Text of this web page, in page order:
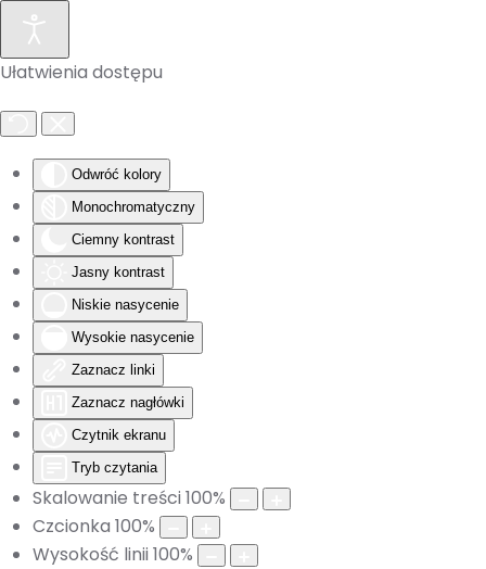
Ułatwienia dostępu
Odwróć kolory
Monochromatyczny
Ciemny kontrast
Jasny kontrast
Niskie nasycenie
Wysokie nasycenie
Zaznacz linki
Zaznacz nagłówki
Czytnik ekranu
Tryb czytania
Skalowanie treści 100%
Czcionka 100%
Wysokość linii 100%
Skip to main content